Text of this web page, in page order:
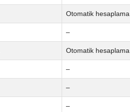
Otomatik hesaplama
–
Otomatik hesaplama
–
–
–